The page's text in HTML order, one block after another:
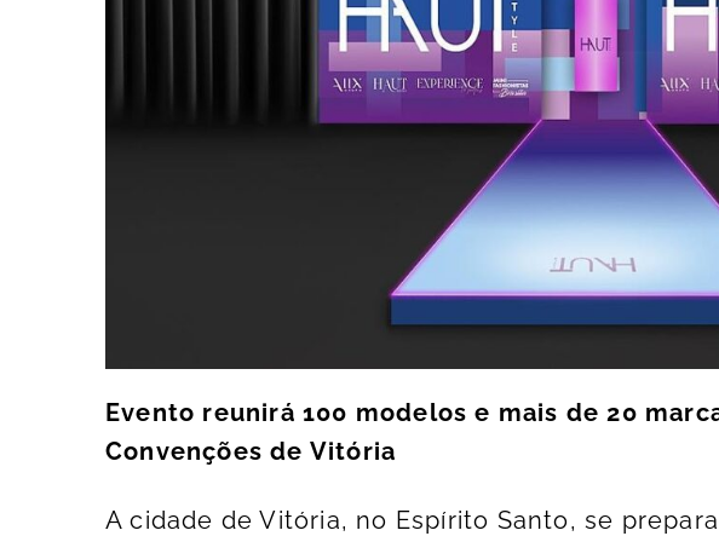
Evento reunirá 100 modelos e mais de 20
Convenções de Vitória
A cidade de Vitória, no Espírito Santo, se